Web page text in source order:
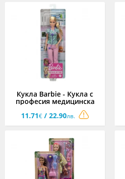
Кукла Barbie - Кукла с
професия медицинска
11.71€/ 22.90лв.